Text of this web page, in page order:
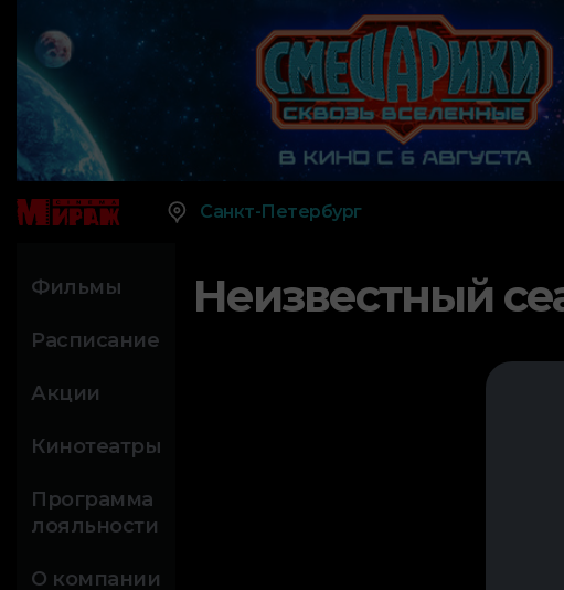
Санкт-Петербург
Фильмы
Расписание
Акции
Кинотеатры
Программа
лояльности
О компании
Неизвестный